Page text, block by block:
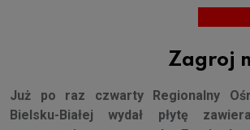
Zagroj
Już po raz czwarty Regionalny
Bielsku-Białej wydał płytę